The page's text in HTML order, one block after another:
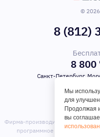
©
8 (812)
8 800
Санкт-Петербург,
Фирма-производитель
программное обеспечение,
Мы
для
Продолжая
вы